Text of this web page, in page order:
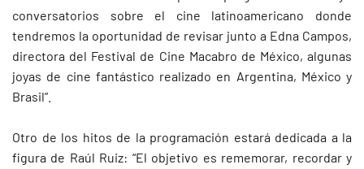
conversatorios sobre el cine latinoamericano donde
tendremos la oportunidad de revisar junto a Edna Campos,
directora del Festival de Cine Macabro de México, algunas
joyas de cine fantástico realizado en Argentina, México y
Brasil”.
Otro de los hitos de la programación estará dedicada a la
figura de Raúl Ruiz: “El objetivo es rememorar, recordar y